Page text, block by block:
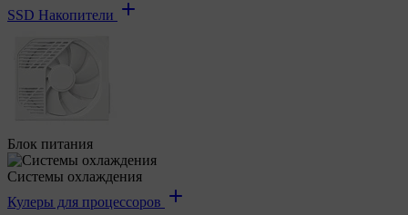
SSD Накопители
Блок питания
Системы охлаждения
Кулеры для процессоров